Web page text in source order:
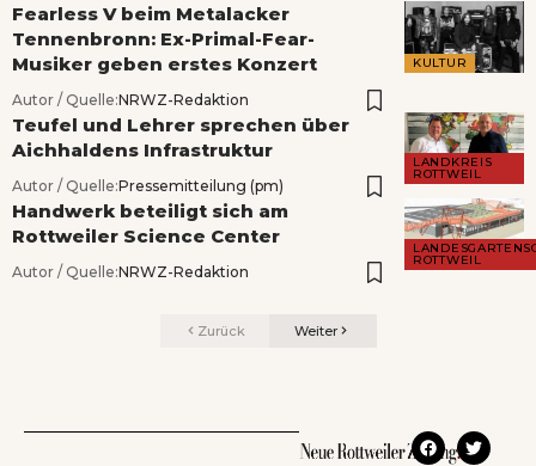
KULTUR
Fearless V beim Metalacker
Tennenbronn: Ex-Primal-Fear-
Musiker geben erstes Konzert
Autor / Quelle:NRWZ-Redaktion
LANDKREIS
ROTTWEIL
Teufel und Lehrer sprechen über
Aichhaldens Infrastruktur
Autor / Quelle:Pressemitteilung (pm)
ROTTWEIL
Handwerk beteiligt sich am
Rottweiler Science Center
Autor / Quelle:NRWZ-Redaktion
Zurück Weiter